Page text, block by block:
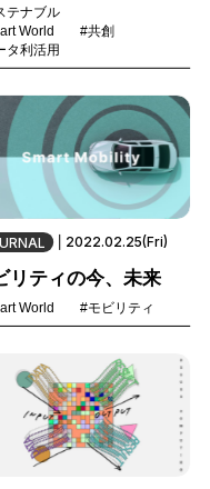
テナブル
World
#共創
タ利活用
2022.02.25(Fri)
リティの今、未来
World #モビリティ